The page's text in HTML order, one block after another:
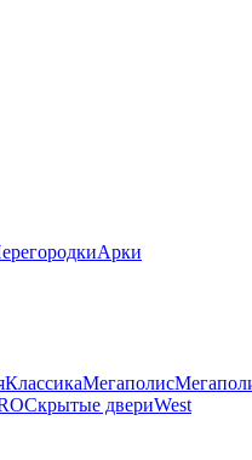
Арки
КлассикаМегаполис
Скрытые двериWest